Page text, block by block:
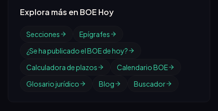
Explora más en BOE Hoy
Secciones
Epígrafes
¿Se ha publicado el BOE de hoy?
Calculadora de plazos
Calendario BOE
Glosario jurídico
Blog Buscador